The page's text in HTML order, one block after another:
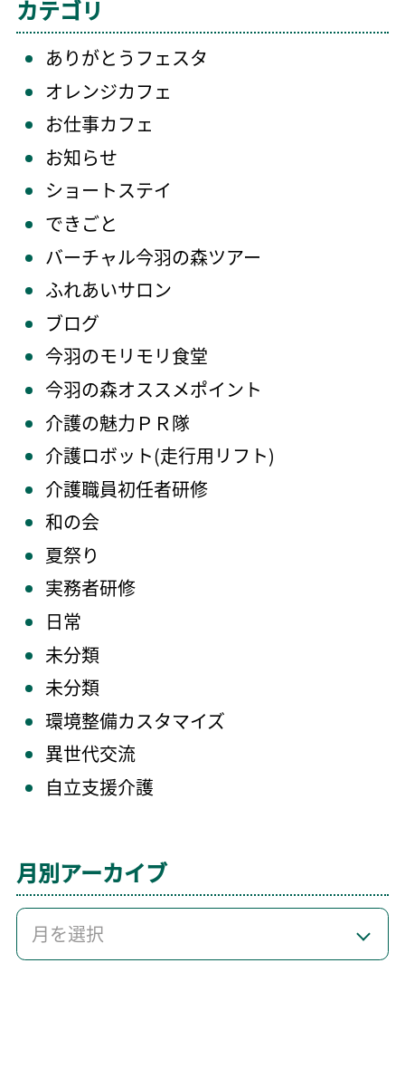
カテゴリ
ありがとうフェスタ
オレンジカフェ
お仕事カフェ
お知らせ
ショートステイ
できごと
バーチャル今羽の森ツアー
ふれあいサロン
ブログ
今羽のモリモリ食堂
今羽の森オススメポイント
介護の魅力ＰＲ隊
介護ロボット(走行用リフト)
介護職員初任者研修
和の会
夏祭り
実務者研修
日常
未分類
未分類
環境整備カスタマイズ
異世代交流
自立支援介護
月別アーカイブ